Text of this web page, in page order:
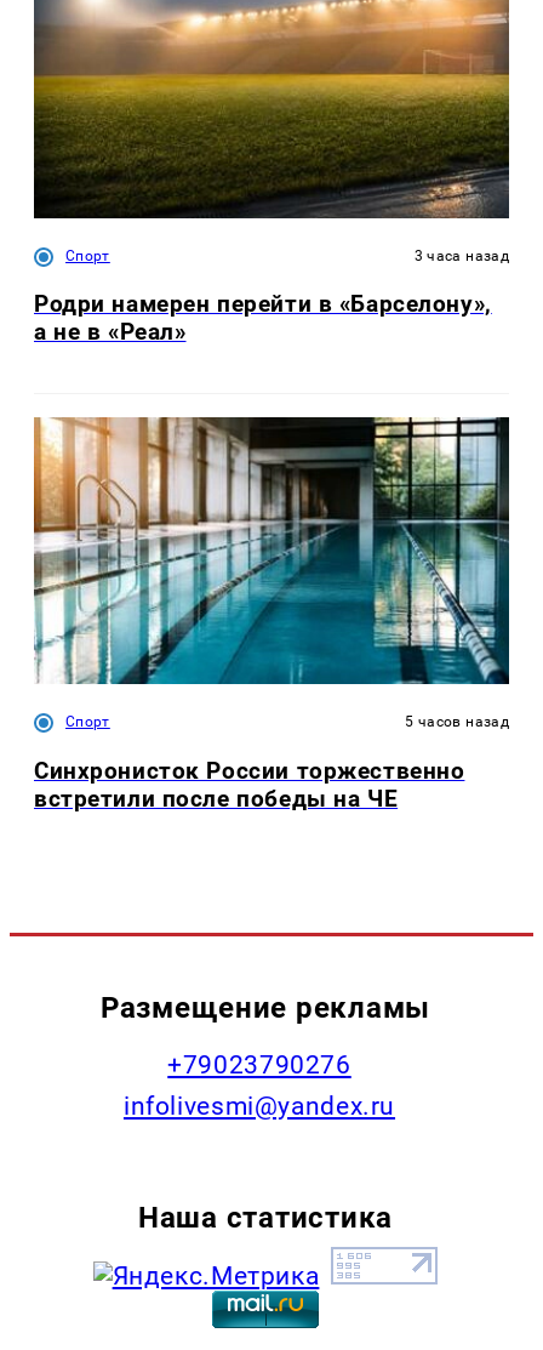
Спорт 3 часа назад
Родри намерен перейти в «Барселону»,
а не в «Реал»
Спорт 5 часов назад
Синхронисток России торжественно
встретили после победы на ЧЕ
Размещение рекламы
+79023790276
infolivesmi@yandex.ru
Наша статистика